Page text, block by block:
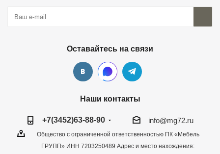
Оставайтесь на связи
Наши контакты
+7(3452)63-88-90 info@mg72.ru
Общество с ограниченной ответственностью ПК «Мебель
ГРУПП» ИНН 7203250489 Адрес и место нахождения: